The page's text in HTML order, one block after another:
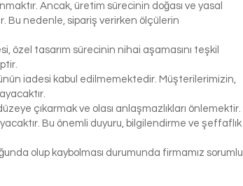
Ancak, üretim sürecinin doğası ve yasal
Bu nedenle, sipariş verirken ölçülerin
özel tasarım sürecinin nihai aşamasını teşkil
iadesi kabul edilmemektedir. Müşterilerimizin,
çıkarmak ve olası anlaşmazlıkları önlemektir.
Bu önemli duyuru, bilgilendirme ve şeffaflık
olup kaybolması durumunda firmamız sorumlu